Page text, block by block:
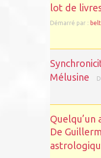
lot de
Démarré par :
Mélusine
Quelqu’un
De